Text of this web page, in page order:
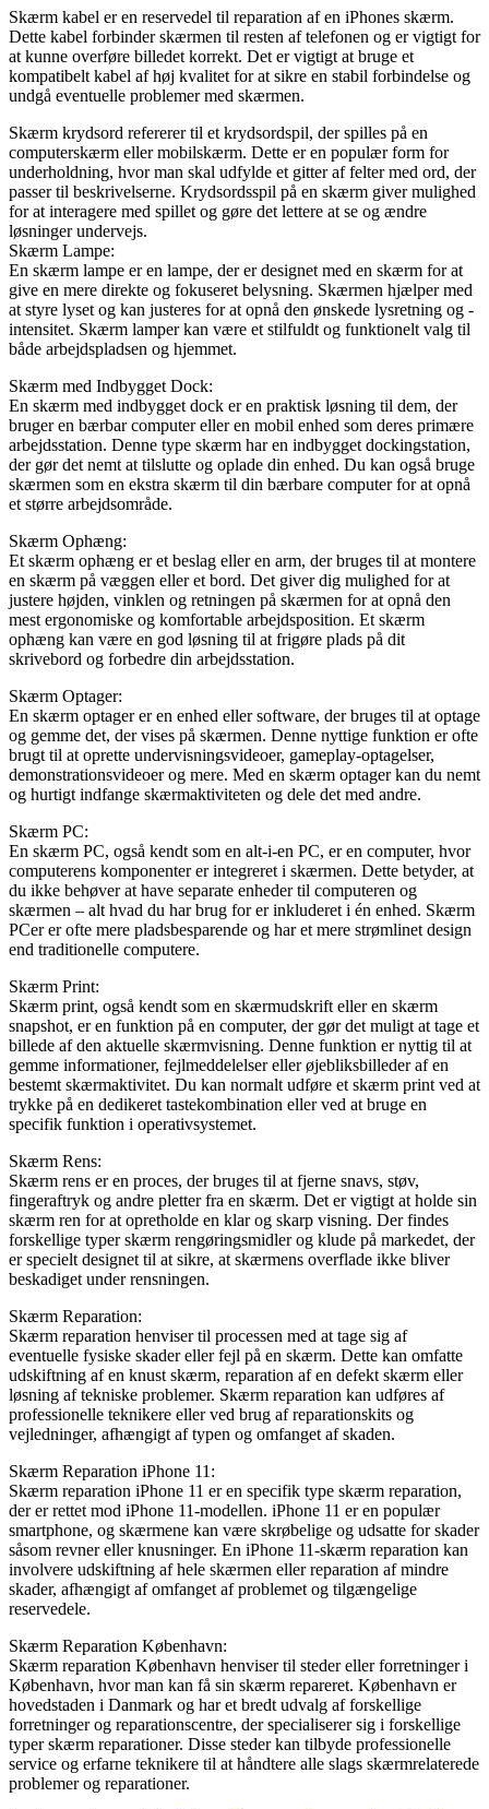
Skærm kabel er en reservedel til reparation af en iPhones skærm.
Dette kabel forbinder skærmen til resten af telefonen og er vigtigt for
at kunne overføre billedet korrekt. Det er vigtigt at bruge et
kompatibelt kabel af høj kvalitet for at sikre en stabil forbindelse og
undgå eventuelle problemer med skærmen.
Skærm krydsord refererer til et krydsordspil, der spilles på en
computerskærm eller mobilskærm. Dette er en populær form for
underholdning, hvor man skal udfylde et gitter af felter med ord, der
passer til beskrivelserne. Krydsordsspil på en skærm giver mulighed
for at interagere med spillet og gøre det lettere at se og ændre
løsninger undervejs.
Skærm Lampe:
En skærm lampe er en lampe, der er designet med en skærm for at
give en mere direkte og fokuseret belysning. Skærmen hjælper med
at styre lyset og kan justeres for at opnå den ønskede lysretning og -
intensitet. Skærm lamper kan være et stilfuldt og funktionelt valg til
både arbejdspladsen og hjemmet.
Skærm med Indbygget Dock:
En skærm med indbygget dock er en praktisk løsning til dem, der
bruger en bærbar computer eller en mobil enhed som deres primære
arbejdsstation. Denne type skærm har en indbygget dockingstation,
der gør det nemt at tilslutte og oplade din enhed. Du kan også bruge
skærmen som en ekstra skærm til din bærbare computer for at opnå
et større arbejdsområde.
Skærm Ophæng:
Et skærm ophæng er et beslag eller en arm, der bruges til at montere
en skærm på væggen eller et bord. Det giver dig mulighed for at
justere højden, vinklen og retningen på skærmen for at opnå den
mest ergonomiske og komfortable arbejdsposition. Et skærm
ophæng kan være en god løsning til at frigøre plads på dit
skrivebord og forbedre din arbejdsstation.
Skærm Optager:
En skærm optager er en enhed eller software, der bruges til at optage
og gemme det, der vises på skærmen. Denne nyttige funktion er ofte
brugt til at oprette undervisningsvideoer, gameplay-optagelser,
demonstrationsvideoer og mere. Med en skærm optager kan du nemt
og hurtigt indfange skærmaktiviteten og dele det med andre.
Skærm PC:
En skærm PC, også kendt som en alt-i-en PC, er en computer, hvor
computerens komponenter er integreret i skærmen. Dette betyder, at
du ikke behøver at have separate enheder til computeren og
skærmen – alt hvad du har brug for er inkluderet i én enhed. Skærm
PCer er ofte mere pladsbesparende og har et mere strømlinet design
end traditionelle computere.
Skærm Print:
Skærm print, også kendt som en skærmudskrift eller en skærm
snapshot, er en funktion på en computer, der gør det muligt at tage et
billede af den aktuelle skærmvisning. Denne funktion er nyttig til at
gemme informationer, fejlmeddelelser eller øjebliksbilleder af en
bestemt skærmaktivitet. Du kan normalt udføre et skærm print ved at
trykke på en dedikeret tastekombination eller ved at bruge en
specifik funktion i operativsystemet.
Skærm Rens:
Skærm rens er en proces, der bruges til at fjerne snavs, støv,
fingeraftryk og andre pletter fra en skærm. Det er vigtigt at holde sin
skærm ren for at opretholde en klar og skarp visning. Der findes
forskellige typer skærm rengøringsmidler og klude på markedet, der
er specielt designet til at sikre, at skærmens overflade ikke bliver
beskadiget under rensningen.
Skærm Reparation:
Skærm reparation henviser til processen med at tage sig af
eventuelle fysiske skader eller fejl på en skærm. Dette kan omfatte
udskiftning af en knust skærm, reparation af en defekt skærm eller
løsning af tekniske problemer. Skærm reparation kan udføres af
professionelle teknikere eller ved brug af reparationskits og
vejledninger, afhængigt af typen og omfanget af skaden.
Skærm Reparation iPhone 11:
Skærm reparation iPhone 11 er en specifik type skærm reparation,
der er rettet mod iPhone 11-modellen. iPhone 11 er en populær
smartphone, og skærmene kan være skrøbelige og udsatte for skader
såsom revner eller knusninger. En iPhone 11-skærm reparation kan
involvere udskiftning af hele skærmen eller reparation af mindre
skader, afhængigt af omfanget af problemet og tilgængelige
reservedele.
Skærm Reparation København:
Skærm reparation København henviser til steder eller forretninger i
København, hvor man kan få sin skærm repareret. København er
hovedstaden i Danmark og har et bredt udvalg af forskellige
forretninger og reparationscentre, der specialiserer sig i forskellige
typer skærm reparationer. Disse steder kan tilbyde professionelle
service og erfarne teknikere til at håndtere alle slags skærmrelaterede
problemer og reparationer.